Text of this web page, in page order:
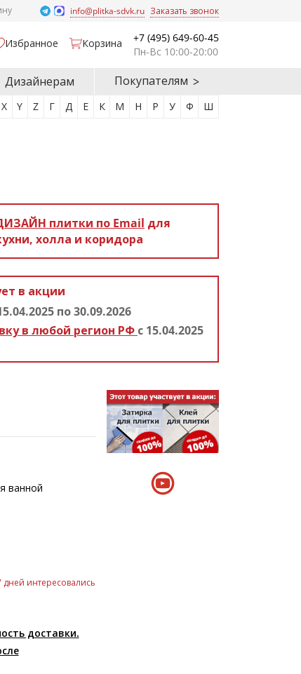
info@plitka-sdvk.ru Заказать звонок
Избранное Корзина
+7 (495) 649-60-45
Пн-Вс 10:00-20:00
Дизайнерам Покупателям
X Y Z Г Д Е К М Н Р У Ф Ш
плитки по Email для
холла и коридора
в акции
по 30.09.2026
в любой регион РФ с 15.04.2025
ванной
дней интересовались
доставки.